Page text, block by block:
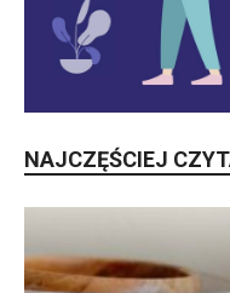
NAJCZĘŚCIEJ